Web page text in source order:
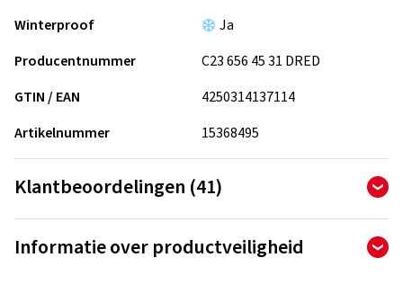
Winterproof
Ja
Producentnummer
C23 656 45 31 DRED
GTIN / EAN
4250314137114
Artikelnummer
15368495
Klantbeoordelingen (41)
4,90
van totaal 41 beoordelingen
Informatie over productveiligheid